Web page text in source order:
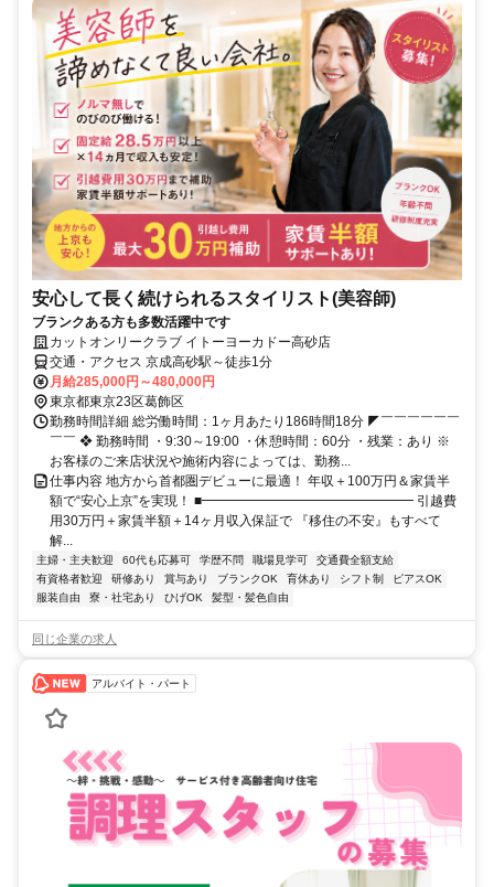
安心して長く続けられるスタイリスト(美容師)
ブランクある方も多数活躍中です
カットオンリークラブ イトーヨーカドー高砂店
交通・アクセス 京成高砂駅～徒歩1分
月給285,000円～480,000円
東京都東京23区葛飾区
勤務時間詳細 総労働時間：1ヶ月あたり186時間18分 ◤￣￣￣￣￣￣
￣￣ ❖ 勤務時間 ・9:30～19:00 ・休憩時間：60分 ・残業：あり ※
お客様のご来店状況や施術内容によっては、勤務...
仕事内容 地方から首都圏デビューに最適！ 年収＋100万円＆家賃半
額で“安心上京”を実現！ ■━━━━━━━━━━━━━━━━ 引越費
用30万円＋家賃半額＋14ヶ月収入保証で 『移住の不安』もすべて
解...
主婦・主夫歓迎 60代も応募可 学歴不問 職場見学可
交通費全額支給
有資格者歓迎
研修あり 賞与あり ブランクOK 育休あり シフト制
ピアスOK
服装自由
寮・社宅あり ひげOK 髪型・髪色自由
同じ企業の求人
アルバイト・パート